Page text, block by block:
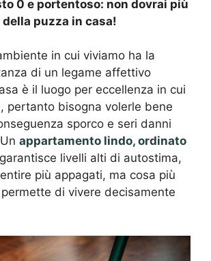
0 e portentoso: non dovrai più
puzza in casa!
in cui viviamo ha la
di un legame affettivo
è il luogo per eccellenza in cui
pertanto bisogna volerle bene
sporco e seri danni
appartamento lindo, ordinato
garantisce livelli alti di autostima,
più appagati, ma cosa più
di vivere decisamente